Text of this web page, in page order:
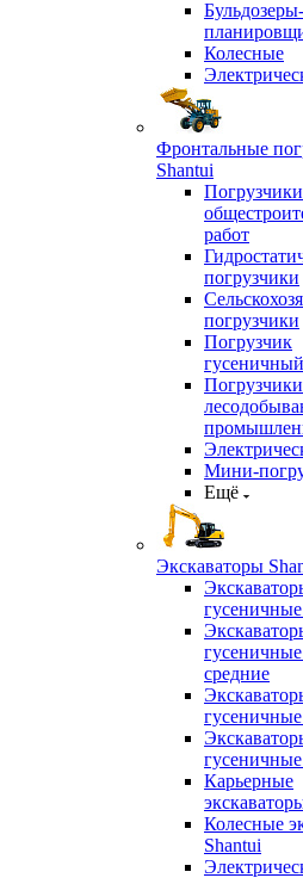
Бульдозеры-
Колесные
Фронтальные
Shantui
работ
погрузчики
погрузчики
Погрузчик
гусеничный
Мини-
Ещё
Экскаваторы
средние
Карьерные
Колесные
Shantui